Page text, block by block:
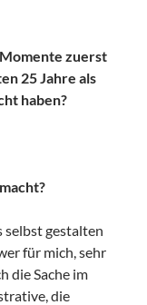
zuerst
25 Jahre als
haben?
selbst gestalten
für mich, sehr
die Sache im
die